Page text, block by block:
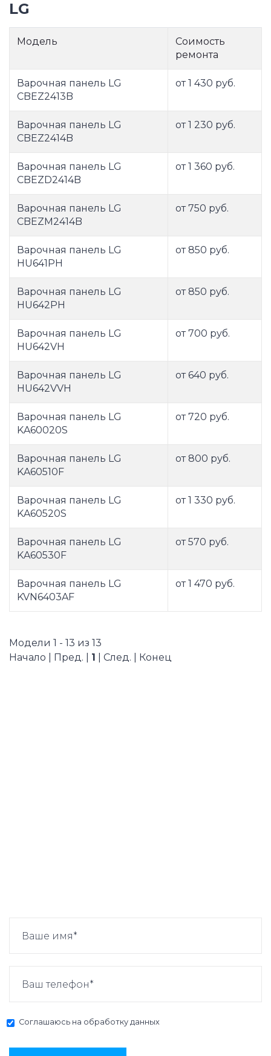
LG
Модель
Соимость
ремонта
Варочная панель LG
CBEZ2413B
от 1 430 руб.
Варочная панель LG
CBEZ2414B
от 1 230 руб.
Варочная панель LG
CBEZD2414B
от 1 360 руб.
Варочная панель LG
CBEZM2414B
от 750 руб.
Варочная панель LG
HU641PH
от 850 руб.
Варочная панель LG
HU642PH
от 850 руб.
Варочная панель LG
HU642VH
от 700 руб.
Варочная панель LG
HU642VVH
от 640 руб.
Варочная панель LG
KA60020S
от 720 руб.
Варочная панель LG
KA60510F
от 800 руб.
Варочная панель LG
KA60520S
от 1 330 руб.
Варочная панель LG
KA60530F
от 570 руб.
Варочная панель LG
KVN6403AF
от 1 470 руб.
Модели 1 - 13 из 13
Начало | Пред. | 1 | След. | Конец
Соглашаюсь на обработку данных